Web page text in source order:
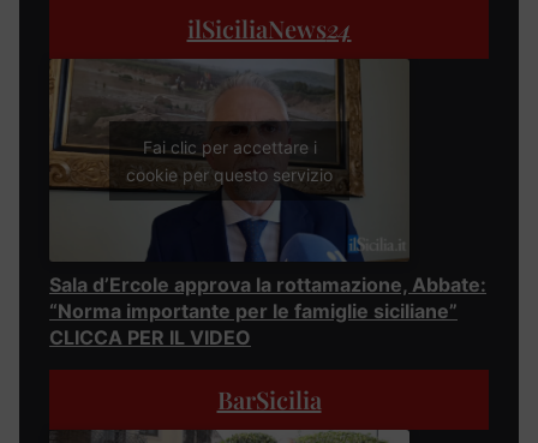
ilSiciliaNews24
Fai clic per accettare i
cookie per questo servizio
Sala d’Ercole approva la rottamazione, Abbate:
“Norma importante per le famiglie siciliane”
CLICCA PER IL VIDEO
BarSicilia